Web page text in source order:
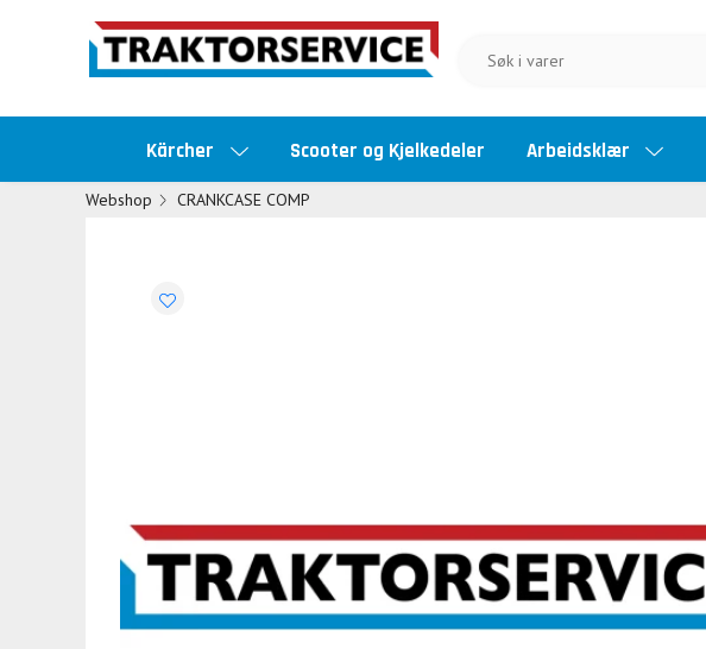
Kärcher Scooter og Kjelkedeler Arbeidsklær
Webshop CRANKCASE COMP